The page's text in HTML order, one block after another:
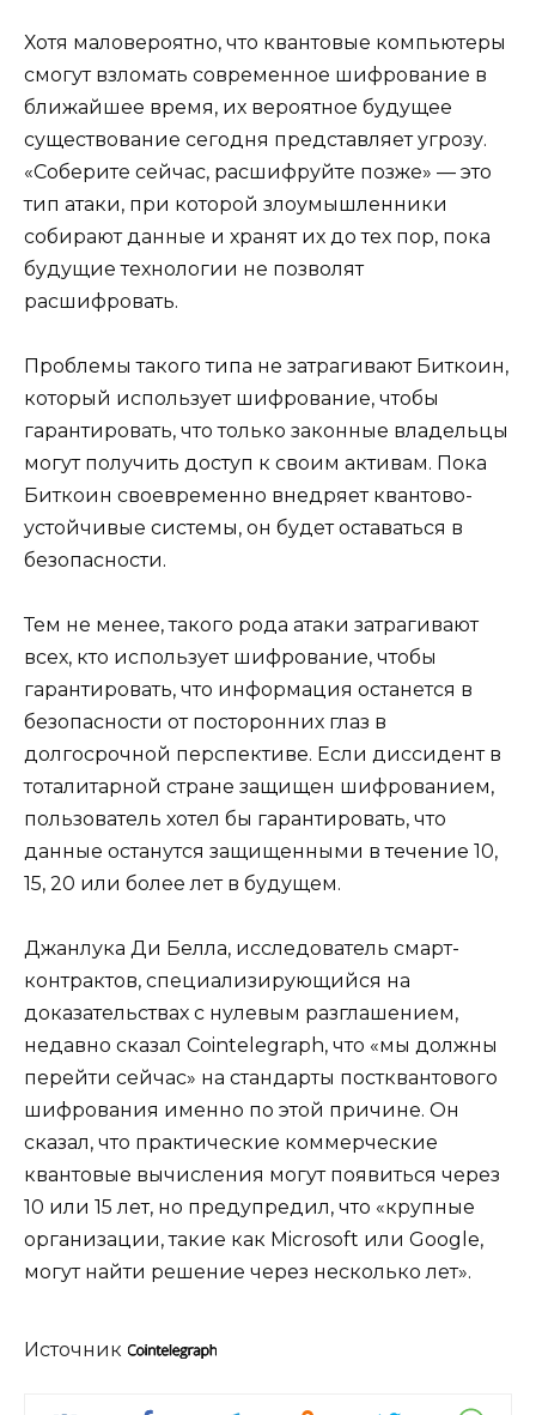
Хотя маловероятно, что квантовые компьютеры
смогут взломать современное шифрование в
ближайшее время, их вероятное будущее
существование сегодня представляет угрозу.
«Соберите сейчас, расшифруйте позже» — это
тип атаки, при которой злоумышленники
собирают данные и хранят их до тех пор, пока
будущие технологии не позволят
расшифровать.
Проблемы такого типа не затрагивают Биткоин,
который использует шифрование, чтобы
гарантировать, что только законные владельцы
могут получить доступ к своим активам. Пока
Биткоин своевременно внедряет квантово-
устойчивые системы, он будет оставаться в
безопасности.
Тем не менее, такого рода атаки затрагивают
всех, кто использует шифрование, чтобы
гарантировать, что информация останется в
безопасности от посторонних глаз в
долгосрочной перспективе. Если диссидент в
тоталитарной стране защищен шифрованием,
пользователь хотел бы гарантировать, что
данные останутся защищенными в течение 10,
15, 20 или более лет в будущем.
Джанлука Ди Белла, исследователь смарт-
контрактов, специализирующийся на
доказательствах с нулевым разглашением,
недавно сказал Cointelegraph, что «мы должны
перейти сейчас» на стандарты постквантового
шифрования именно по этой причине. Он
сказал, что практические коммерческие
квантовые вычисления могут появиться через
10 или 15 лет, но предупредил, что «крупные
организации, такие как Microsoft или Google,
могут найти решение через несколько лет».
Источник